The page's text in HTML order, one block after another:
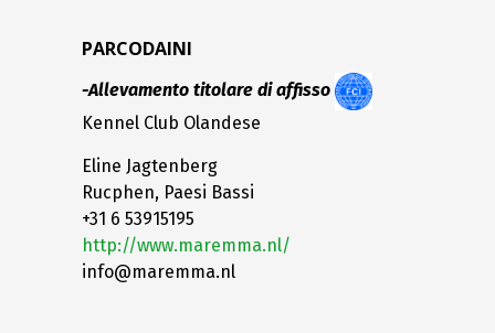
PARCODAINI
-Allevamento titolare di affisso
Kennel Club Olandese
Eline Jagtenberg
Rucphen, Paesi Bassi
+31 6 53915195
http://www.maremma.nl/
info@maremma.nl